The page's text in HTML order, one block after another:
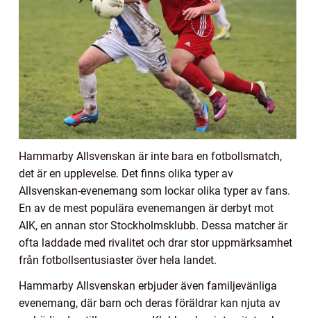
Hammarby Allsvenskan är inte bara en fotbollsmatch,
det är en upplevelse. Det finns olika typer av
Allsvenskan-evenemang som lockar olika typer av fans.
En av de mest populära evenemangen är derbyt mot
AIK, en annan stor Stockholmsklubb. Dessa matcher är
ofta laddade med rivalitet och drar stor uppmärksamhet
från fotbollsentusiaster över hela landet.
Hammarby Allsvenskan erbjuder även familjevänliga
evenemang, där barn och deras föräldrar kan njuta av